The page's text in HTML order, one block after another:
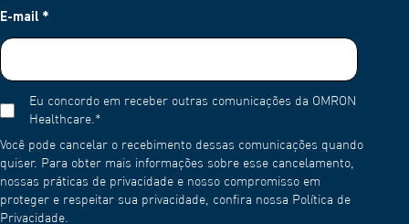
E-mail *
Eu concordo em receber outras comunicações da OMRON
Healthcare.*
Você pode cancelar o recebimento dessas comunicações quando
quiser. Para obter mais informações sobre esse cancelamento,
nossas práticas de privacidade e nosso compromisso em
proteger e respeitar sua privacidade, confira nossa Política de
Privacidade.